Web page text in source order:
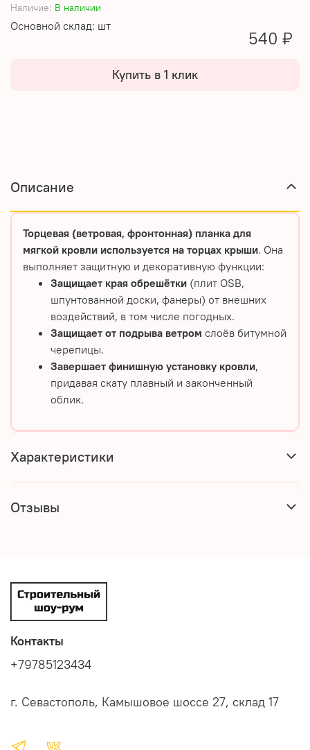
Наличие: В наличии
Основной склад: шт
540 ₽
Купить в 1 клик
Описание
Торцевая (ветровая, фронтонная) планка для
мягкой кровли используется на торцах крыши. Она
выполняет защитную и декоративную функции:
Защищает края обрешётки (плит OSB,
шпунтованной доски, фанеры) от внешних
воздействий, в том числе погодных.
Защищает от подрыва ветром слоёв битумной
черепицы.
Завершает финишную установку кровли,
придавая скату плавный и законченный
облик.
Характеристики
Отзывы
Контакты
+79785123434
г. Севастополь, Камышовое шоссе 27, склад 17